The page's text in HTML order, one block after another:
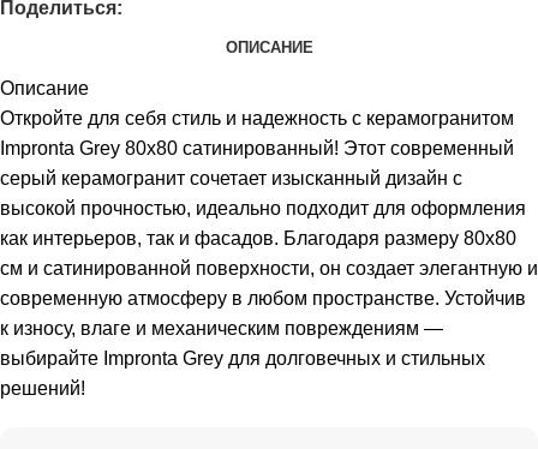
Поделиться:
ОПИСАНИЕ
Описание
Откройте для себя стиль и надежность с керамогранитом
Impronta Grey 80х80 сатинированный! Этот современный
серый керамогранит сочетает изысканный дизайн с
высокой прочностью, идеально подходит для оформления
как интерьеров, так и фасадов. Благодаря размеру 80х80
см и сатинированной поверхности, он создает элегантную и
современную атмосферу в любом пространстве. Устойчив
к износу, влаге и механическим повреждениям —
выбирайте Impronta Grey для долговечных и стильных
решений!